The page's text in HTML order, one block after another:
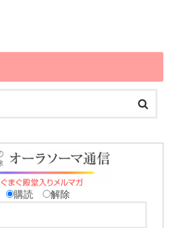
購読 解除